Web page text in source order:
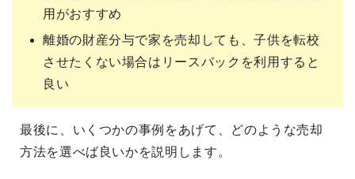
用がおすすめ
離婚の財産分与で家を売却しても、子供を転校
させたくない場合はリースバックを利用すると
良い
最後に、いくつかの事例をあげて、どのような売却
方法を選べば良いかを説明します。